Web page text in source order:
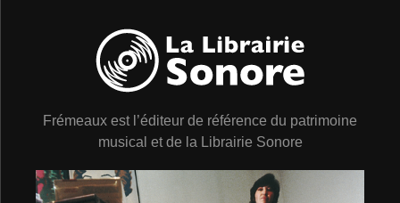
Frémeaux est l’éditeur de référence du patrimoine
musical et de la Librairie Sonore